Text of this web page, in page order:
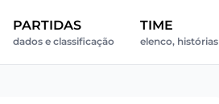
PARTIDAS
dados e classificação
TIME
elenco, histórias